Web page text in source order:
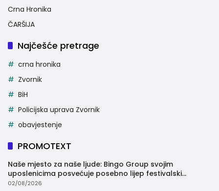
Crna Hronika
ČARŠIJA
Najčešće pretrage
crna hronika
Zvornik
BiH
Policijska uprava Zvornik
obavjestenje
PROMOTEXT
Naše mjesto za naše ljude: Bingo Group svojim
uposlenicima posvećuje posebno lijep festivalski
trenutak
02/08/2026